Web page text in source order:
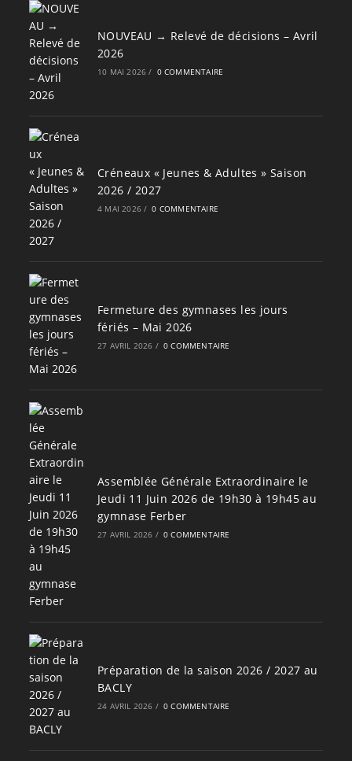
NOUVEAU → Relevé de décisions – Avril
2026
10 MAI 2026 / 0 COMMENTAIRE
Créneaux « Jeunes & Adultes » Saison
2026 / 2027
4 MAI 2026 / 0 COMMENTAIRE
Fermeture des gymnases les jours
fériés – Mai 2026
27 AVRIL 2026 / 0 COMMENTAIRE
Assemblée Générale Extraordinaire le
Jeudi 11 Juin 2026 de 19h30 à 19h45 au
gymnase Ferber
27 AVRIL 2026 / 0 COMMENTAIRE
Préparation de la saison 2026 / 2027 au
BACLY
24 AVRIL 2026 / 0 COMMENTAIRE